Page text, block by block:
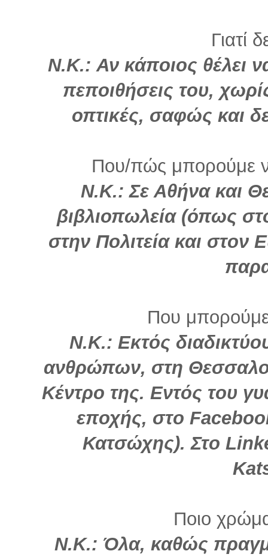
Γιατί
Ν.Κ.: Αν κάποιος θέλει
πεποιθήσεις του,
οπτικές, σαφώς και
Που/πώς μπορούμε
Ν.Κ.: Σε Αθήνα και
βιβλιοπωλεία (όπως
στην Πολιτεία και στον
Που
Ν.Κ.: Εκτός
ανθρώπων, στη
Κέντρο της. Εντός του
εποχής, στο
Κατσώχης). Στο
Ποιο χρώμα
Ν.Κ.: Όλα, καθώς